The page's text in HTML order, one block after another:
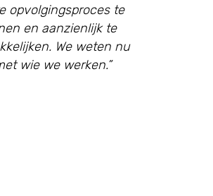
opvolgingsproces te
en aanzienlijk te
We weten nu
wie we werken.”